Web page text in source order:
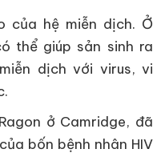
của hệ miễn dịch. Ở
thể giúp sản sinh ra
dịch với virus, vi
ở Camridge, đã
bốn bệnh nhân HIV